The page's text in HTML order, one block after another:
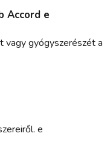
Accord e
vagy gyógyszerészét a
e